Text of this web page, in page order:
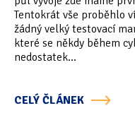
Hledání
Tentokrát vše proběhlo
žádný velký testovací
které se někdy během
nedostatek...
CELÝ ČLÁNEK